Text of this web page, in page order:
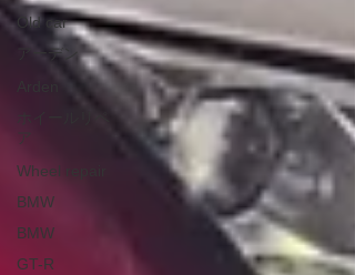
Old car
アーデン
ア
Wheel repair
BMW
BMW
GT-R